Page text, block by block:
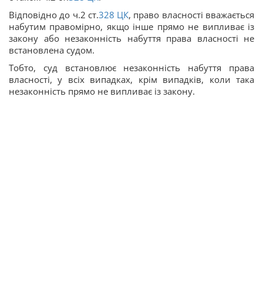
Відповідно до ч.2 ст.328 ЦК, право власності вважається
набутим правомірно, якщо інше прямо не випливає із
закону або незаконність набуття права власності не
встановлена судом.
Тобто, суд встановлює незаконність набуття права
власності, у всіх випадках, крім випадків, коли така
незаконність прямо не випливає із закону.